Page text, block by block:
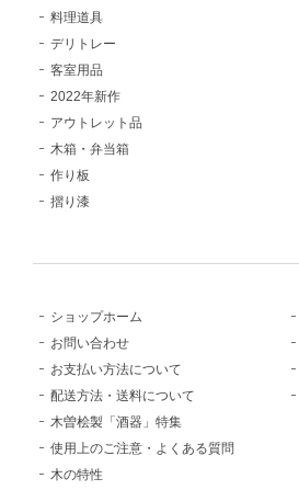
料理道具
デリトレー
客室用品
2022年新作
アウトレット品
木箱・弁当箱
作り板
摺り漆
ショップホーム
お問い合わせ
お支払い方法について
配送方法・送料について
木曽桧製「酒器」特集
使用上のご注意・よくある質問
木の特性